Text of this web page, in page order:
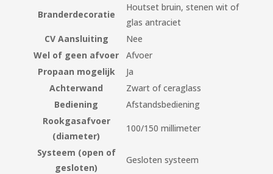
Branderdecoratie
Houtset bruin, stenen wit of
glas antraciet
CV Aansluiting
Nee
Wel of geen afvoer
Afvoer
Propaan mogelijk
Ja
Achterwand
Zwart of ceraglass
Bediening
Afstandsbediening
Rookgasafvoer
(diameter)
100/150 millimeter
Systeem (open of
gesloten)
Gesloten systeem